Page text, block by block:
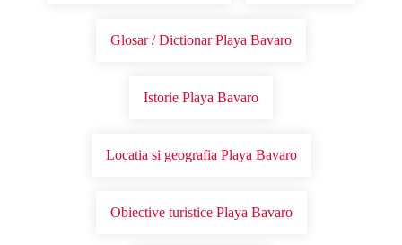
Glosar / Dictionar Playa Bavaro
Istorie Playa Bavaro
Locatia si geografia Playa Bavaro
Obiective turistice Playa Bavaro